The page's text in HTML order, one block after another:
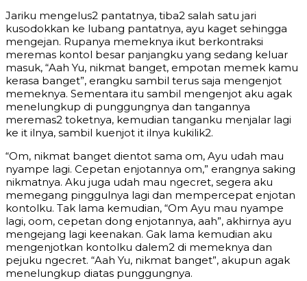
Jariku mengelus2 pantatnya, tiba2 salah satu jari
kusodokkan ke lubang pantatnya, ayu kaget sehingga
mengejan. Rupanya memeknya ikut berkontraksi
meremas kontol besar panjangku yang sedang keluar
masuk, “Aah Yu, nikmat banget, empotan memek kamu
kerasa banget”, erangku sambil terus saja mengenjot
memeknya. Sementara itu sambil mengenjot aku agak
menelungkup di punggungnya dan tangannya
meremas2 toketnya, kemudian tanganku menjalar lagi
ke it ilnya, sambil kuenjot it ilnya kukilik2.
“Om, nikmat banget dientot sama om, Ayu udah mau
nyampe lagi. Cepetan enjotannya om,” erangnya saking
nikmatnya. Aku juga udah mau ngecret, segera aku
memegang pinggulnya lagi dan mempercepat enjotan
kontolku. Tak lama kemudian, “Om Ayu mau nyampe
lagi, oom, cepetan dong enjotannya, aah”, akhirnya ayu
mengejang lagi keenakan. Gak lama kemudian aku
mengenjotkan kontolku dalem2 di memeknya dan
pejuku ngecret. “Aah Yu, nikmat banget”, akupun agak
menelungkup diatas punggungnya.